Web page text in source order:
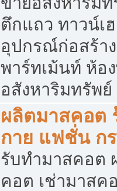
ตึกแถว ทาวน์เ
อุปกรณ์ก่อสร้า
พาร์ทเม้นท์ ห้อ
อสังหาริมทรัพ
ผลิตมาสคอต
กาย แฟชั่น กร
รับทำมาสคอต
คอต เช่ามาสค